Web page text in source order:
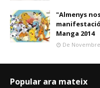
"Almenys
Manga 2014
De
Popular ara mateix